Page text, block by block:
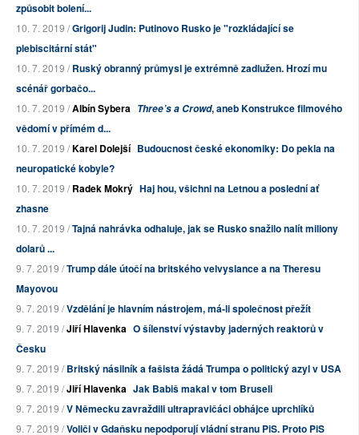
způsobit bolení...
10. 7. 2019 /Grigorij Judin: Putinovo Rusko je "rozkládající se
plebiscitární stát"
10. 7. 2019 /Ruský obranný průmysl je extrémně zadlužen. Hrozí mu
scénář gorbačo...
10. 7. 2019 /Albín Sybera Three’s a Crowd, aneb Konstrukce filmového
vědomí v přímém d...
10. 7. 2019 /Karel Dolejší Budoucnost české ekonomiky: Do pekla na
neuropatické kobyle?
10. 7. 2019 /Radek Mokrý Haj hou, všichni na Letnou a poslední ať
zhasne
10. 7. 2019 /Tajná nahrávka odhaluje, jak se Rusko snažilo nalít miliony
dolarů ...
9. 7. 2019 /Trump dále útočí na britského velvyslance a na Theresu
Mayovou
9. 7. 2019 /Vzdělání je hlavním nástrojem, má-li společnost přežít
9. 7. 2019 /Jiří Hlavenka O šílenství výstavby jaderných reaktorů v
Česku
9. 7. 2019 /Britský násilník a fašista žádá Trumpa o politický azyl v USA
9. 7. 2019 /Jiří Hlavenka Jak Babiš makal v tom Bruseli
9. 7. 2019 /V Německu zavraždili ultrapravičáci obhájce uprchlíků
9. 7. 2019 /Voliči v Gdaňsku nepodporují vládní stranu PiS. Proto PiS